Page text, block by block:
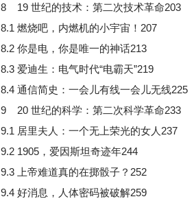
8 19 世纪的技术：第二次技术革命203
8.1 燃烧吧，内燃机的小宇宙！207
8.2 你是电，你是唯一的神话213
8.3 爱迪生：电气时代“电霸天”219
8.4 通信简史：一会儿有线一会儿无线225
9 20 世纪的科学：第二次科学革命233
9.1 居里夫人：一个无上荣光的女人237
9.2 1905，爱因斯坦奇迹年244
9.3 上帝难道真的在掷骰子？252
9.4 好消息，人体密码被破解259